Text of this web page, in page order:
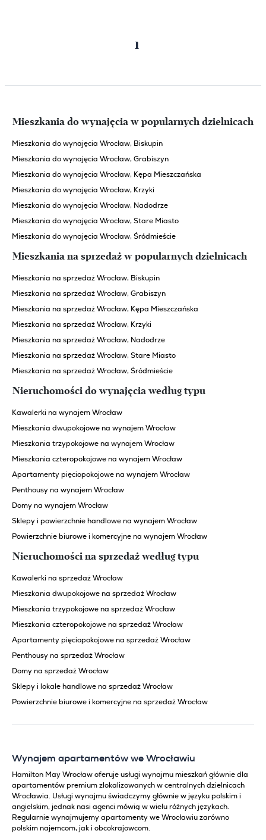
1
Mieszkania do wynajęcia w popularnych dzielnicach
Mieszkania do wynajęcia Wrocław, Biskupin
Mieszkania do wynajęcia Wrocław, Grabiszyn
Mieszkania do wynajęcia Wrocław, Kępa Mieszczańska
Mieszkania do wynajęcia Wrocław, Krzyki
Mieszkania do wynajęcia Wrocław, Nadodrze
Mieszkania do wynajęcia Wrocław, Stare Miasto
Mieszkania do wynajęcia Wrocław, Śródmieście
Mieszkania na sprzedaż w popularnych dzielnicach
Mieszkania na sprzedaż Wrocław, Biskupin
Mieszkania na sprzedaż Wrocław, Grabiszyn
Mieszkania na sprzedaż Wrocław, Kępa Mieszczańska
Mieszkania na sprzedaż Wrocław, Krzyki
Mieszkania na sprzedaż Wrocław, Nadodrze
Mieszkania na sprzedaż Wrocław, Stare Miasto
Mieszkania na sprzedaż Wrocław, Śródmieście
Nieruchomości do wynajęcia według typu
Kawalerki na wynajem Wrocław
Mieszkania dwupokojowe na wynajem Wrocław
Mieszkania trzypokojowe na wynajem Wrocław
Mieszkania czteropokojowe na wynajem Wrocław
Apartamenty pięciopokojowe na wynajem Wrocław
Penthousy na wynajem Wrocław
Domy na wynajem Wrocław
Sklepy i powierzchnie handlowe na wynajem Wrocław
Powierzchnie biurowe i komercyjne na wynajem Wrocław
Nieruchomości na sprzedaż według typu
Kawalerki na sprzedaż Wrocław
Mieszkania dwupokojowe na sprzedaż Wrocław
Mieszkania trzypokojowe na sprzedaż Wrocław
Mieszkania czteropokojowe na sprzedaż Wrocław
Apartamenty pięciopokojowe na sprzedaż Wrocław
Penthousy na sprzedaż Wrocław
Domy na sprzedaż Wrocław
Sklepy i lokale handlowe na sprzedaż Wrocław
Powierzchnie biurowe i komercyjne na sprzedaż Wrocław
Wynajem apartamentów we Wrocławiu
Hamilton May Wrocław oferuje usługi wynajmu mieszkań głównie dla
apartamentów premium zlokalizowanych w centralnych dzielnicach
Wrocławia. Usługi wynajmu świadczymy głównie w języku polskim i
angielskim, jednak nasi agenci mówią w wielu różnych językach.
Regularnie wynajmujemy apartamenty we Wrocławiu zarówno
polskim najemcom, jak i obcokrajowcom.